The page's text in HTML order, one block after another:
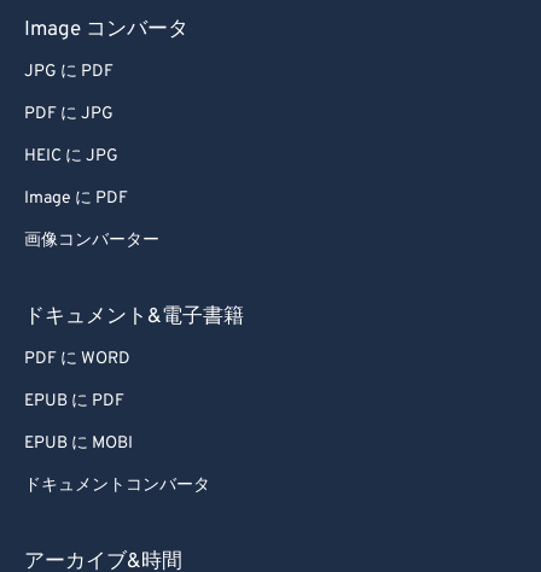
Image コンバータ
JPG に PDF
PDF に JPG
HEIC に JPG
Image に PDF
画像コンバーター
ドキュメント&電子書籍
PDF に WORD
EPUB に PDF
EPUB に MOBI
ドキュメントコンバータ
アーカイブ&時間